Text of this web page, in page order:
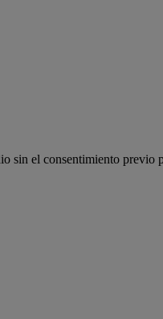
sin el consentimiento